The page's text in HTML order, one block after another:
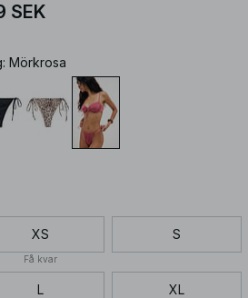
SEK
: Mörkrosa
XS
Få kvar
S
L XL